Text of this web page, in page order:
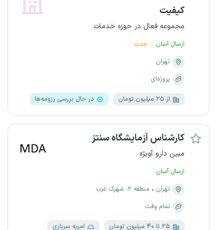
کیفیت
مجموعه فعال در حوزه خدمات
ارسال آسان
جدید
تهران
پروژه‌ای
از ۲۵ میلیون تومان در حال بررسی رزومه‌ها
کارشناس آزمایشگاه سنتز
مبین دارو آویژه
ارسال آسان
تهران
منطقه ۲، شهرک غرب
تمام وقت
۲۵ تا ۴۰ میلیون تومان امریه سربازی